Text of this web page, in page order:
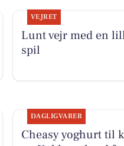
VEJRET
Lunt vejr med en
spil
DAGLIGVARER
Cheasy yoghurt til